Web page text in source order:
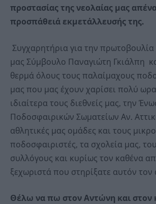
προστασίας της νεολαίας μας
προσπάθειά εκμετάλλευσής της.
Συγχαρητήρια για την πρωτοβουλία
μας Σύμβουλο Παναγιώτη Γκιάλπη
θερμά όλους τους παλαίμαχους
μας που μας έχουν χαρίσει πολύ
ιδιαίτερα τους διεθνείς μας, την
Ποδοσφαιρικών Σωματείων Αν.
αθλητικές μας ομάδες και τους
ποδοσφαιριστές, τα σχολεία μας,
συλλόγους και κυρίως τον καθένα
ξεχωριστά που στηρίξατε αυτόν τον
Θέλω να πω στον Αντώνη και στον